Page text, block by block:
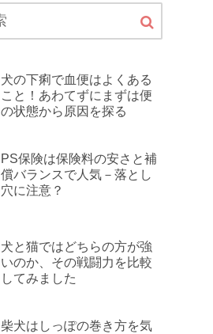
犬の下痢で血便はよくある
こと！あわてずにまずは便
の状態から原因を探る
PS保険は保険料の安さと補
償バランスで人気－落とし
穴に注意？
犬と猫ではどちらの方が強
いのか、その戦闘力を比較
してみました
柴犬はしっぽの巻き方を気